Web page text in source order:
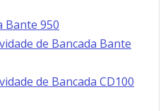
Bante 950
de Bancada Bante
de Bancada CD100